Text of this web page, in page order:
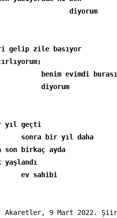
                    diyorum
gelip zile basıyor
             benim evimdi burası
diyorum
yıl geçti
sonra bir yıl daha
son birkaç ayda
yaşlandı
        ev sahibi